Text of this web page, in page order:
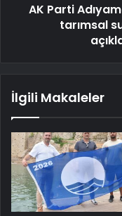
AK Parti
tarımsal
İlgili Makaleler